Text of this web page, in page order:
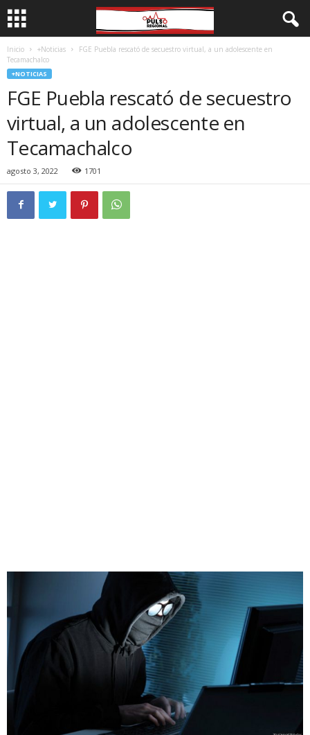
Inicio +Noticias
FGE Puebla rescató de secuestro virtual, a un adolescente en
Tecamachalco
+NOTICIAS
FGE Puebla rescató de secuestro
virtual, a un adolescente en
Tecamachalco
agosto 3, 2022 1701